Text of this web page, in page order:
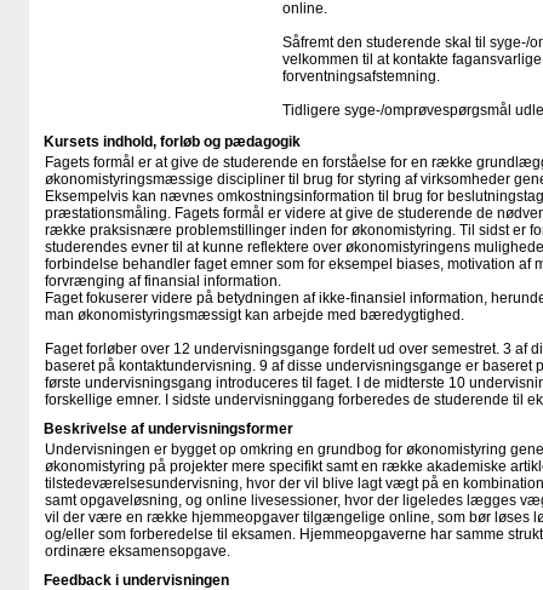
online.
Såfremt den studerende skal til syge-/
velkommen til at kontakte
forventningsafstemning.
Tidligere syge-/​omprøvespørgsmål
Kursets indhold, forløb og pædagogik
Fagets formål er at give de studerende en forståelse for en række
økonomistyringsmæssige discipliner til brug for styring af virksomheder
Eksempelvis kan nævnes omkostningsinformation til brug for
præstationsmåling. Fagets formål er videre at give de studerende de
række praksisnære problemstillinger inden for økonomistyring. Til sidst er
studerendes evner til at kunne reflektere over økonomistyringens
forbindelse behandler faget emner som for eksempel biases, motivation af
forvrænging af finansial information.
Faget fokuserer videre på betydningen af ikke-finansiel information,
man økonomistyringsmæssigt kan arbejde med bæredygtighed.
Faget forløber over 12 undervisningsgange fordelt ud over semestret. 3 af
baseret på kontaktundervisning. 9 af disse undervisningsgange er baseret
første undervisningsgang introduceres til faget. I de midterste 10
forskellige emner. I sidste undervisninggang forberedes de studerende til
Beskrivelse af undervisningsformer
Undervisningen er bygget op omkring en grundbog for økonomistyring
økonomistyring på projekter mere specifikt samt en række akademiske
tilstedeværelsesundervisning, hvor der vil blive lagt vægt på en
samt opgaveløsning, og online livesessioner, hvor der ligeledes lægges
vil der være en række hjemmeopgaver tilgængelige online, som bør løses
og/eller som forberedelse til eksamen. Hjemmeopgaverne har samme
ordinære eksamensopgave.
Feedback i undervisningen